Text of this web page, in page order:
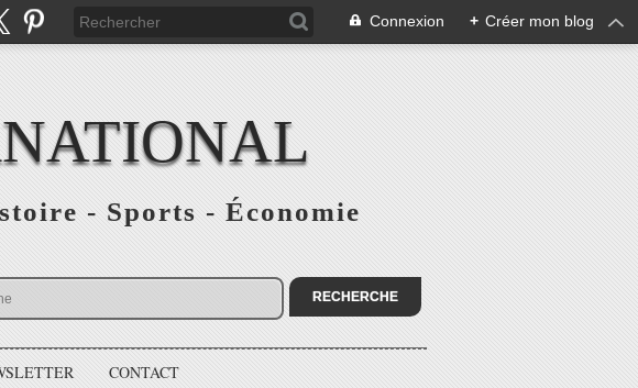
Connexion + Créer mon blog
- Sports - Économie
CONTACT